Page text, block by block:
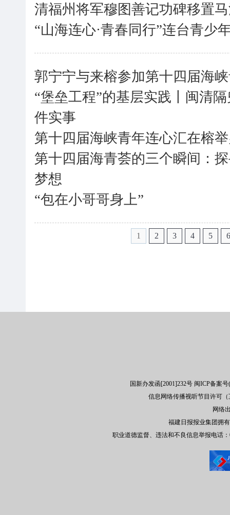
清福州将军穆图善记功碑移置
“山海连心·青春同行”连台青少
郭宁宁与来榕参加第十四届海
“堡垒工程”的基层实践丨闽清
件实事
第十四届海峡青年连心汇在榕
第十四届海青荟的三个瞬间：
梦想
“包在小哥哥身上”
1 2 3 4 5 6